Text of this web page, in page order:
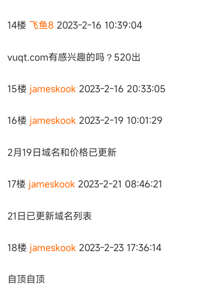
14楼 飞鱼8 2023-2-16 10:39:04
vuqt.com有感兴趣的吗？520出
15楼 jameskook 2023-2-16 20:33:05
16楼 jameskook 2023-2-19 10:01:29
2月19日域名和价格已更新
17楼 jameskook 2023-2-21 08:46:21
21日已更新域名列表
18楼 jameskook 2023-2-23 17:36:14
自顶自顶